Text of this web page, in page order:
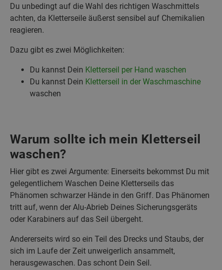
Du unbedingt auf die Wahl des richtigen Waschmittels
achten, da Kletterseile äußerst sensibel auf Chemikalien
reagieren.
Dazu gibt es zwei Möglichkeiten:
Du kannst Dein Kletterseil per Hand waschen
Du kannst Dein Kletterseil in der Waschmaschine
waschen
Warum sollte ich mein Kletterseil
waschen?
Hier gibt es zwei Argumente: Einerseits bekommst Du mit
gelegentlichem Waschen Deine Kletterseils das
Phänomen schwarzer Hände in den Griff. Das Phänomen
tritt auf, wenn der Alu-Abrieb Deines Sicherungsgeräts
oder Karabiners auf das Seil übergeht.
Andererseits wird so ein Teil des Drecks und Staubs, der
sich im Laufe der Zeit unweigerlich ansammelt,
herausgewaschen. Das schont Dein Seil.